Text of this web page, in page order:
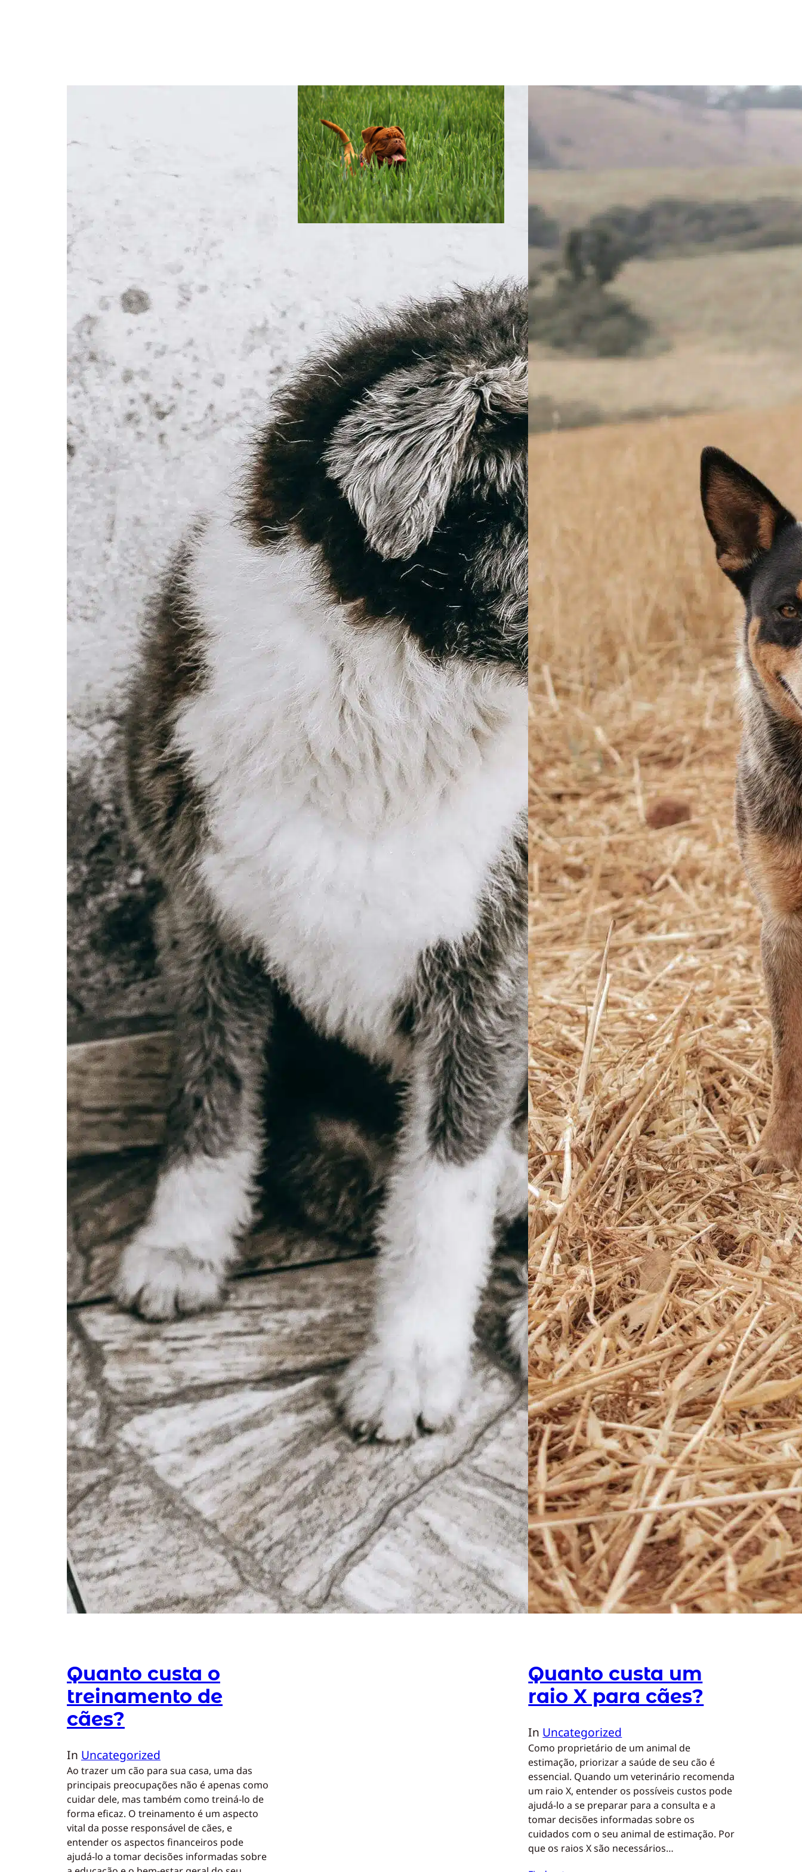
Quanto custa o
treinamento de
cães?
In Uncategorized
Ao trazer um cão para sua casa, uma das
principais preocupações não é apenas como
cuidar dele, mas também como treiná-lo de
forma eficaz. O treinamento é um aspecto
vital da posse responsável de cães, e
entender os aspectos financeiros pode
ajudá-lo a tomar decisões informadas sobre
Quanto custa a
limpeza dos dentes
de cães?
InUncategorized
Cuidar da saúde bucal de um cão é
fundamental para ter um animal de
estimação responsável. Muitos donos de
cães frequentemente se perguntam: “Quanto
custa a limpeza dos dentes de um cão?” ou
“Qual é o custo da limpeza dentária de um
cão?” Conhecer as despesas envolvidas e a
importância de manter a higiene bucal…
Find out more
brushing dog cão oral, custo do cão dental care
dental
cleaning
dental cleanings, dentes de cachorro , donos
de cães, melhorar o cão, odontológico
para cães, saúde bucal
Quanto custa um
raio X para cães?
In Uncategorized
Como proprietário de um animal de
estimação, priorizar a saúde de seu cão é
essencial. Quando um veterinário recomenda
um raio X, entender os possíveis custos pode
ajudá-lo a se preparar para a consulta e a
tomar decisões informadas sobre os
cuidados com o seu animal de estimação. Por
que os raios X são necessários…